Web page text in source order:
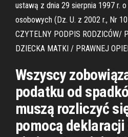
ustawą z dnia 29 sierpnia 1997 r.
osobowych (Dz. U. z 2002 r., Nr
CZYTELNY PODPIS RODZICÓW/
DZIECKA MATKI / PRAWNEJ
Wszyscy
podatku od
muszą rozliczyć
pomocą deklaracji